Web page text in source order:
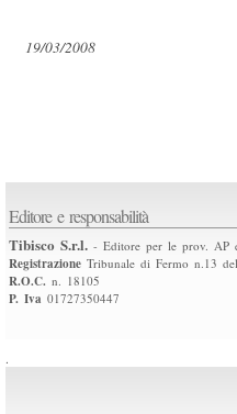
19/03/2008
Editore e responsabilità
Tibisco S.r.l. - Editore per le prov. AP
Registrazione Tribunale di Fermo n.13
R.O.C. n. 18105
P. Iva 01727350447
.